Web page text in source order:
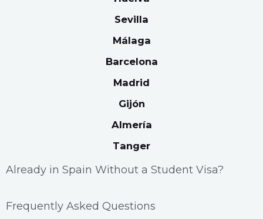
Sevilla
Málaga
Barcelona
Madrid
Gijón
Almería
Tanger
Already in Spain Without a Student Visa?
Frequently Asked Questions